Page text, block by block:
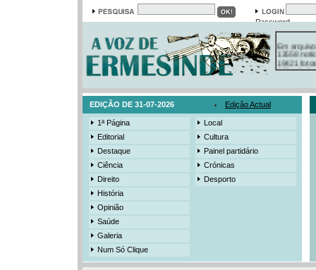
Password
Em arquivo
13558
19421
385
EDIÇÃO DE 31-07-2026 Edição Actual
1ª Página
Editorial
Destaque
Ciência
Direito
História
Opinião
Saúde
Galeria
Num Só Clique
Local
Cultura
Painel partidário
Crónicas
Desporto